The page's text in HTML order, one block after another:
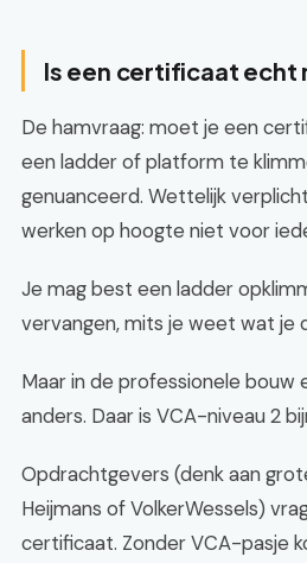
Is een certificaat echt
De hamvraag: moet je een
een ladder of platform te
genuanceerd. Wettelijk
werken op hoogte niet voor
Je mag best een ladder
vervangen, mits je weet wat je
Maar in de professionele bouw
anders. Daar is VCA-niveau 2
Opdrachtgevers (denk aan
Heijmans of VolkerWessels)
certificaat. Zonder VCA-pasje